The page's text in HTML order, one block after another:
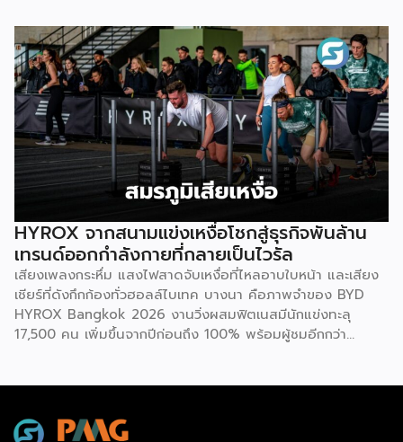
ตลาดให้คลินิก แทนที่จะปล่อยให้แต่ละแห่งลองผิดลองถูกด้วยงบ
ประมาณตัวเอง […]
แคปปิตอล กรุ๊ป โฮลดิ้งส์ จำกัด หนึ่งในผู้บุกเบิกวงการนี้และผู้
ขยายธุรกิจสู่คอมมูนิตี้สุขภาพ “StayGold” ได้ประกาศนโยบาย
ใหม่ แจกโบนัสสุขภาพเป็นโบนัสก้อนที่สองเพิ่มเติมจากโบนัสปกติ
เพื่อสร้างแรงจูงใจให้พนักงานหันมาใส่ใจสุขภาพอย่างจริงจัง และ
ผลักดันบิทคับให้เป็นองค์กรยุคใหม่ที่ขับเคลื่อนด้วยคุณภาพควบคู่
ไปกับสุขภาวะที่ดี นโยบายดังกล่าวขับเคลื่อนผ่านโครงการ
“Bitkuber Longevity Journey Program” ซึ่งเปิดให้พนักงาน
เข้าร่วมตามความสมัครใจ โดยจะวัดผลจากการเปลี่ยนแปลง
สุขภาพเป็นรายบุคคลเปรียบเทียบช่วงต้นปีและปลายปี เปิดโอกาส
ให้ทุกคนมีสิทธิ์ได้รับโบนัสเท่าเทียมกัน ไม่ว่าจะเป็นกลุ่มผู้เริ่มต้นที่
พัฒนาสุขภาพให้ดีขึ้น หรือกลุ่มคนรักสุขภาพที่สามารถรักษา
มาตรฐานที่ดีไว้ได้ โดยเกณฑ์การประเมินจะมุ่งเน้นไปที่การป้องกัน
โรคในกลุ่มคนทำงานออฟฟิศ ครอบคลุม 3 ด้าน 6 ตัวชี้วัด ได้แก่
1.ด้านระบบเผาผลาญ ประเมินค่าสมดุลระหว่างไขมันสะสมกับไข
มันที่ช่วยทำความสะอาดหลอดเลือด (Triglyceride-to-HDL
ratio) ระดับไขมันที่เกาะตามอวัยวะภายในช่องท้อง (Visceral Fat
Rating) และวัดค่าคอเลสเตอรอลชนิดไขมันไม่ดี (LDL) 2.ด้าน
HYROX จากสนามแข่งเหงื่อโชกสู่ธุรกิจพันล้าน
เทรนด์ออกกำลังกายที่กลายเป็นไวรัล
เสียงเพลงกระหึ่ม แสงไฟสาดจับเหงื่อที่ไหลอาบใบหน้า และเสียง
เชียร์ที่ดังกึกก้องทั่วฮอลล์ไบเทค บางนา คือภาพจำของ BYD
HYROX Bangkok 2026 งานวิ่งผสมฟิตเนสมีนักแข่งทะลุ
17,500 คน เพิ่มขึ้นจากปีก่อนถึง 100% พร้อมผู้ชมอีกกว่า
แต่คือปรากฏการณ์ที่กำลังเปลี่ยนภูมิทัศน์ของอุตสาหกรรม